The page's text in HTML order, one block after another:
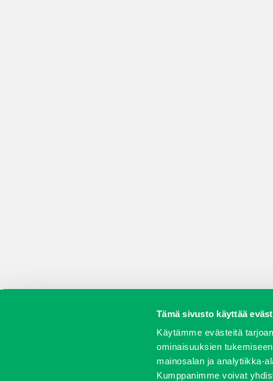
Tämä sivusto käyttää
Käytämme evästeitä
ominaisuuksien
mainosalan ja analytiikka-
Kumppanimme voivat
Vaihtokoneet Kalusteet Huolto